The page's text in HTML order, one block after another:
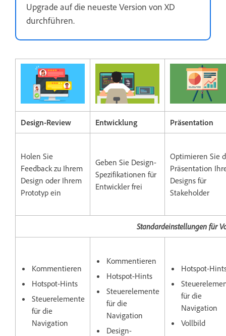
Upgrade auf die neueste Version von XD
durchführen.
Design-Review Entwicklung Präsentation
Holen Sie
Feedback zu Ihrem
Design oder Ihrem
Prototyp ein
Geben Sie Design-
Spezifikationen für
Entwickler frei
Optimieren Sie
Präsentation
Designs für
Stakeholder
Standardeinstellungen für
Kommentieren
Hotspot-Hints
Steuerelemente
für die
Navigation
Kommentieren
Hotspot-Hints
Steuerelemente
für die
Navigation
Design-
Hotspot-
für die
Navigation
Vollbild